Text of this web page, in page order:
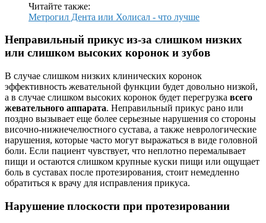
Читайте также:
Метрогил Дента или Холисал - что лучше
Неправильный прикус из-за слишком низких
или слишком высоких коронок и зубов
В случае слишком низких клинических коронок
эффективность жевательной функции будет довольно низкой,
а в случае слишком высоких коронок будет перегрузка всего
жевательного аппарата. Неправильный прикус рано или
поздно вызывает еще более серьезные нарушения со стороны
височно-нижнечелюстного сустава, а также неврологические
нарушения, которые часто могут выражаться в виде головной
боли. Если пациент чувствует, что неплотно перемалывает
пищи и остаются слишком крупные куски пищи или ощущает
боль в суставах после протезирования, стоит немедленно
обратиться к врачу для исправления прикуса.
Нарушение плоскости при протезировании